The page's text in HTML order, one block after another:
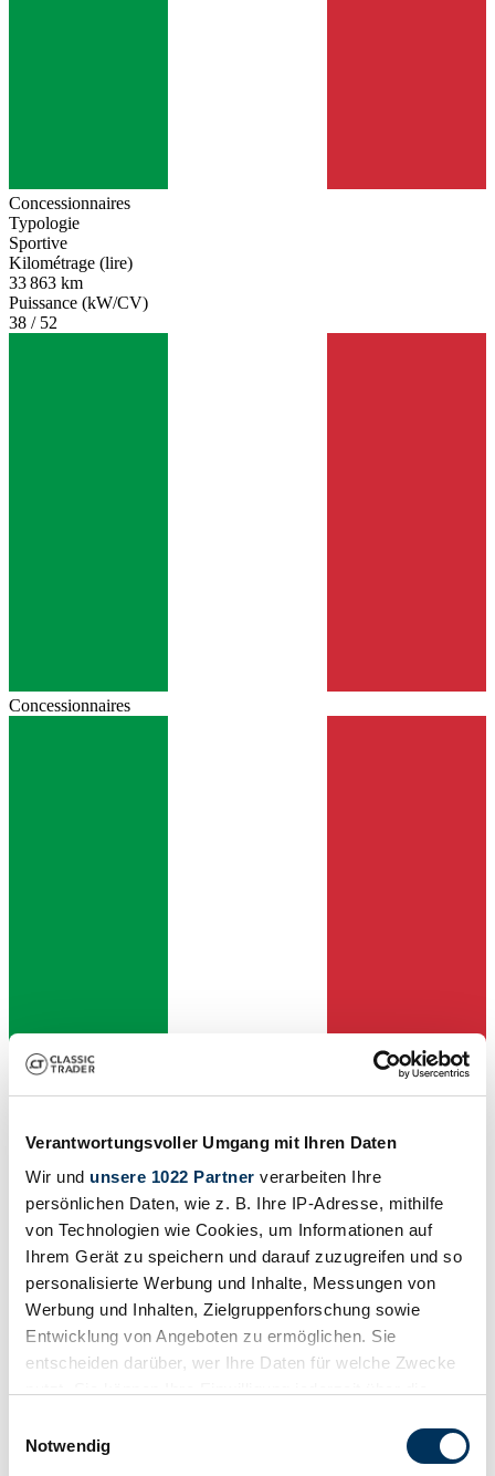
Verantwortungsvoller Umgang mit Ihren Daten
Wir und unsere 1022 Partner verarbeiten Ihre
persönlichen Daten, wie z. B. Ihre IP-Adresse, mithilfe
von Technologien wie Cookies, um Informationen auf
Ihrem Gerät zu speichern und darauf zuzugreifen und so
personalisierte Werbung und Inhalte, Messungen von
Werbung und Inhalten, Zielgruppenforschung sowie
Entwicklung von Angeboten zu ermöglichen. Sie
entscheiden darüber, wer Ihre Daten für welche Zwecke
Trigger Symbol ändern oder widerrufen
Notwendig
Concessionnaires
Typologie
Sportive
Kilométrage (lire)
33 863 km
Puissance (kW/CV)
38 / 52
Concessionnaires